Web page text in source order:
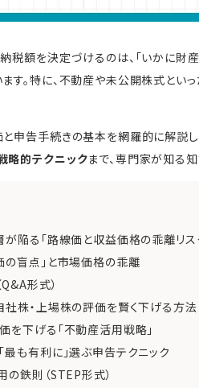
税額を決定づけるのは、「いかに財
す。特に、不動産や未公開株式とい
申告手続きの基本を網羅的に解説し
略的テクニックまで、専門家が知る
陥る「路線価と収益価格の乖離リス
盲点」と市場価格の乖離
形式）
株・上場株の評価を賢く下げる方法
下げる「不動産活用戦略」
も有利に」選ぶ申告テクニック
鉄則（STEP形式）